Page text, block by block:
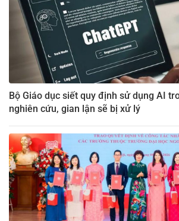
Bộ Giáo dục siết quy định sử dụng AI
nghiên cứu, gian lận sẽ bị xử lý